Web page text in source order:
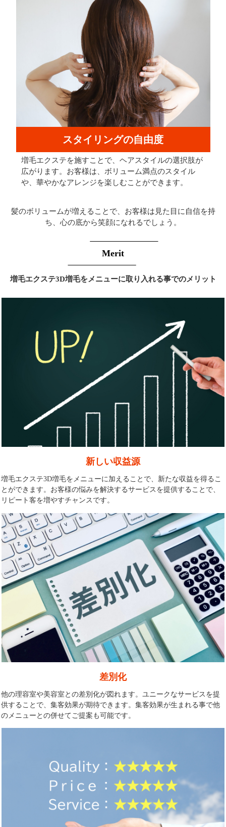
スタイリングの自由度
増毛エクステを施すことで、ヘアスタイルの選択肢が
広がります。お客様は、ボリューム満点のスタイル
や、華やかなアレンジを楽しむことができます。
髪のボリュームが増えることで、お客様は見た目に自信を持
ち、心の底から笑顔になれるでしょう。
Merit
増毛エクステ3D増毛をメニューに取り入れる事でのメリット
新しい収益源
増毛エクステ3D増毛をメニューに加えることで、新たな収益を得るこ
とができます。お客様の悩みを解決するサービスを提供することで、
リピート客を増やすチャンスです。
差別化
他の理容室や美容室との差別化が図れます。ユニークなサービスを提
供することで、集客効果が期待できます。集客効果が生まれる事で他
のメニューとの併せてご提案も可能です。